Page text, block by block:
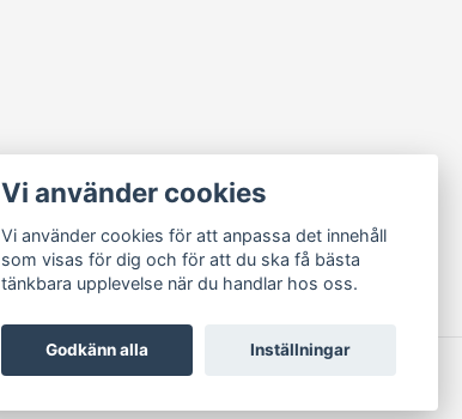
Vi använder cookies
Vi använder cookies för att anpassa det innehåll
som visas för dig och för att du ska få bästa
tänkbara upplevelse när du handlar hos oss.
Godkänn alla Inställningar